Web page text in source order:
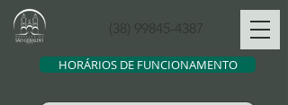
(38) 99845-4387
HORÁRIOS DE FUNCIONAMENTO